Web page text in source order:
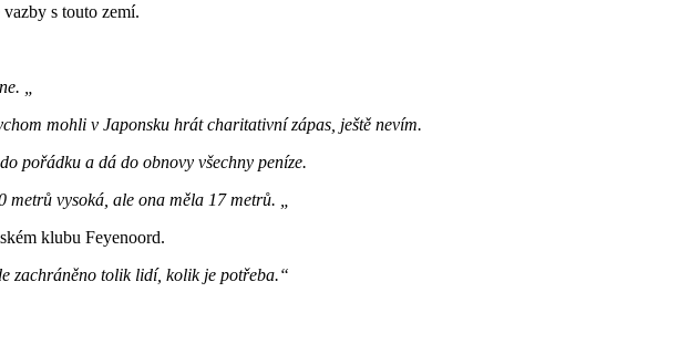
s touto zemí.
„
mohli v Japonsku hrát charitativní zápas, ještě nevím.
pořádku a dá do obnovy všechny peníze.
vysoká, ale ona měla 17 metrů. „
klubu Feyenoord.
zachráněno tolik lidí, kolik je potřeba.“